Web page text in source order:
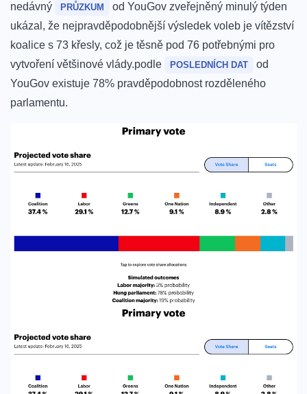
nedávný PRŮZKUM
od ‌YouGov zveřejněný minulý týden
ukázal, že nejpravděpodobnější výsledek voleb je vítězství
koalice s 73 křesly, což je těsně⁣ pod 76 potřebnými pro
vytvoření většinové vlády.podle
POSLEDNÍCH DAT
od
YouGov existuje 78%​ pravděpodobnost rozděleného
parlamentu.